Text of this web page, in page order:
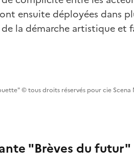
ensuite déployées dans
la démarche artistique et
© tous droits réservés pour cie Scena
"Brèves du futur"